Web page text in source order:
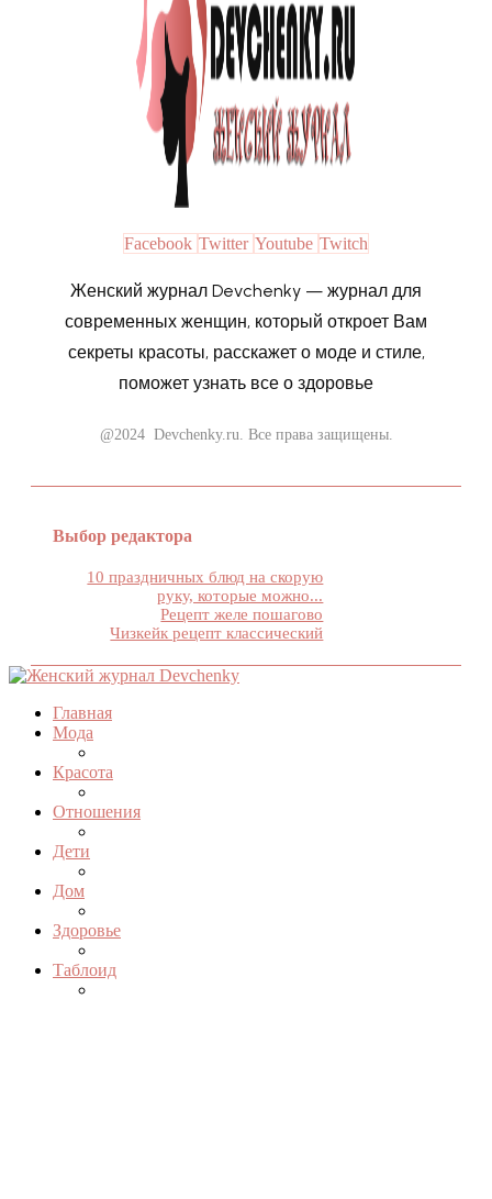
Facebook Twitter Youtube Twitch
Женский журнал Devchenky — журнал для
современных женщин, который откроет Вам
секреты красоты, расскажет о моде и стиле,
поможет узнать все о здоровье
@2024 Devchenky.ru. Все права защищены.
Выбор редактора
10 праздничных блюд на скорую
руку, которые можно...
Рецепт желе пошагово
Чизкейк рецепт классический
Главная
Мода
Красота
Отношения
Дети
Дом
Здоровье
Таблоид